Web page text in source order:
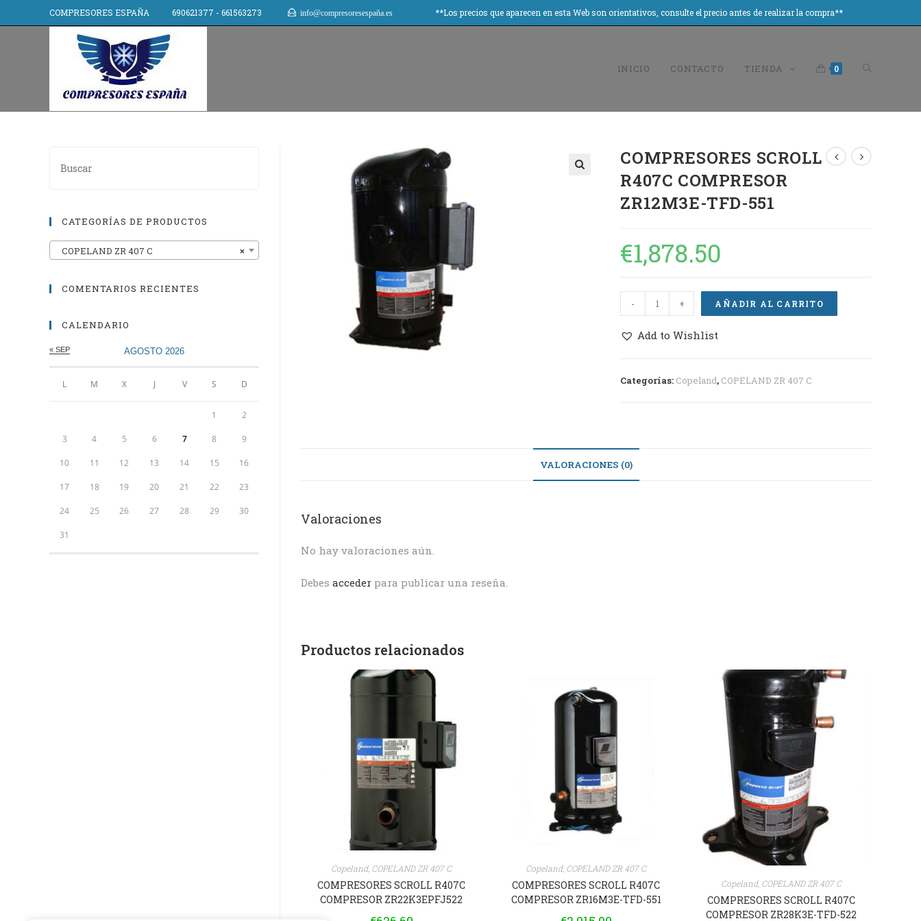
COMPRESORES ESPAÑA 690621377 - 661563273 info@compresoresespaña.es **Los precios que aparecen en esta Web son orientativos, consulte el precio antes de realizar la compra**
INICIO CONTACTO TIENDA 0
COMPRESORES SCROLL
R407C COMPRESOR
ZR12M3E-TFD-551
€1,878.50
- + AÑADIR AL CARRITO
Add to Wishlist
Categorías: Copeland, COPELAND ZR 407 C
VALORACIONES (0)
Valoraciones
No hay valoraciones aún.
Debes acceder para publicar una reseña.
Productos relacionados
Copeland, COPELAND ZR 407 C
COMPRESORES SCROLL R407C
COMPRESOR ZR22K3EPFJ522
Copeland, COPELAND ZR 407 C
COMPRESORES SCROLL R407C
COMPRESOR ZR16M3E-TFD-551
Copeland, COPELAND ZR 407 C
COMPRESORES SCROLL R407C
COMPRESOR ZR28K3E-TFD-522
CATEGORÍAS DE PRODUCTOS
×
COPELAND ZR 407 C
COMENTARIOS RECIENTES
CALENDARIO
AGOSTO 2026
L M X J V S D
« SEP
1 2
3 4 5 6 7 8 9
10 11 12 13 14 15 16
17 18 19 20 21 22 23
24 25 26 27 28 29 30
31